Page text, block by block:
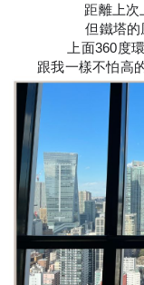
距離上次
但鐵塔的
上面360度
跟我一樣不怕高